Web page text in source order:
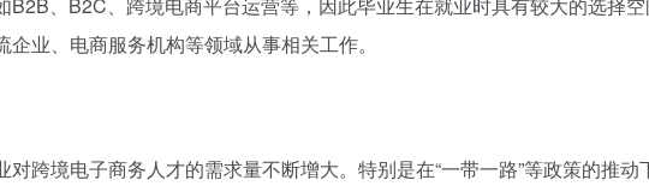
B2B、B2C、跨境电商平台运营等，因此毕业生在就业时具有较大的选择
业、电商服务机构等领域从事相关工作。
跨境电子商务人才的需求量不断增大。特别是在“一带一路”等政策的推动